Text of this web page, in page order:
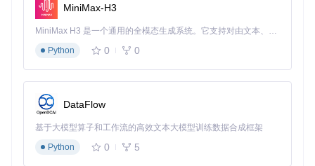
项目地址：https://gitcode.com/gh_mirrors/zop/zopfli
MiniMax-H3
MiniMax H3 是一个通用的全模态生成系统。它支持对由文本、图像、视频和音频组成的多模态上下文进行统一理解，并能生成分辨率高达 2K、时长可达 15 秒的带原生立体声音频的视频。得益于面向任务泛化的系统设计，H3 在预训练阶段就已具备广泛的多模态上下文理解与生成能力，能够出色地执行复杂的多模态指令。
Python
0 0
DataFlow
基于大模型算子和工作流的高效文本大模型训练数据合成框架
Python
0 5